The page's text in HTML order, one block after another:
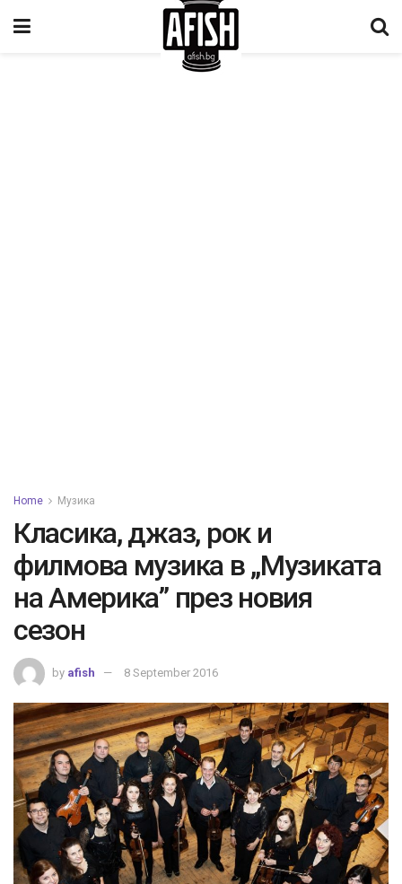
Home Музика
Класика, джаз, рок и
филмова музика в „Музиката
на Америка” през новия
сезон
by afish 8 September 2016